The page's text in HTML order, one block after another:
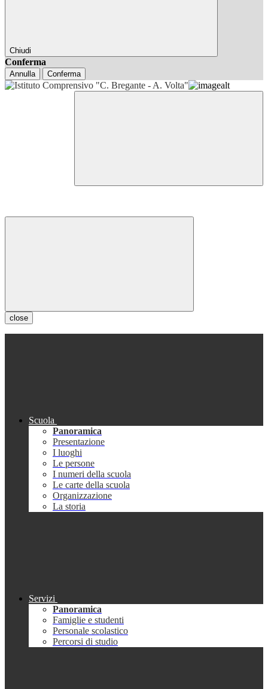
Chiudi
Conferma
Annulla Conferma
close
Scuola
Panoramica
Presentazione
I luoghi
Le persone
I numeri della scuola
Le carte della scuola
Organizzazione
La storia
Servizi
Panoramica
Famiglie e studenti
Personale scolastico
Percorsi di studio